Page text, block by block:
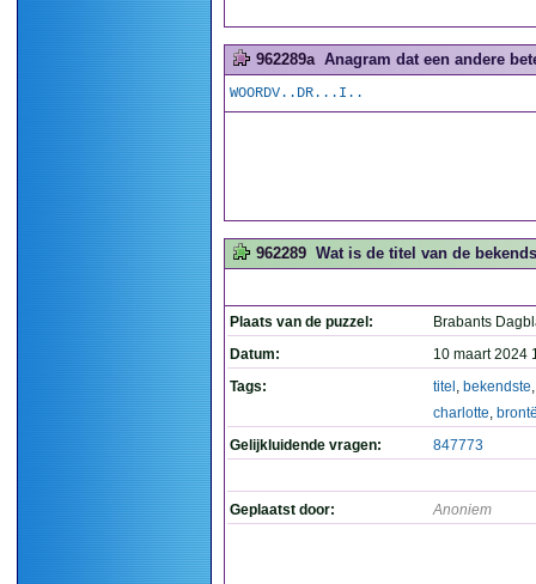
962289a Anagram dat een andere
WOORDV..DR...I..
962289 Wat is de titel van de
Plaats van de puzzel:
Brabants
Datum:
10 maart 2024
Tags:
titel , bekendste
charlotte,
Gelijkluidende vragen:
847773
Geplaatst door: Anoniem